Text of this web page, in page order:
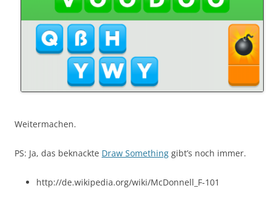
Weitermachen.
PS: Ja, das beknackte Draw Something gibt’s noch immer.
http://de.wikipedia.org/wiki/McDonnell_F-101